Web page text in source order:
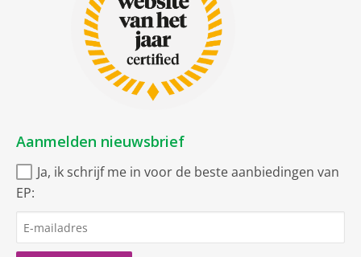
Aanmelden nieuwsbrief
Ja, ik schrijf me in voor de beste aanbiedingen van
EP: